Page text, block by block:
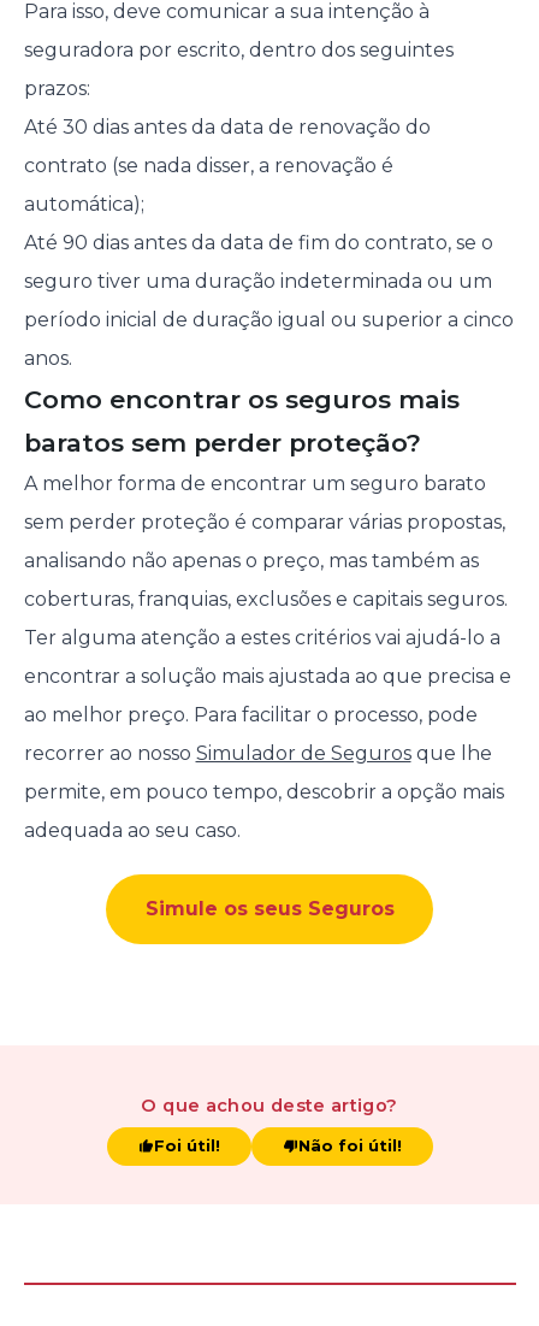
Para isso, deve comunicar a sua intenção à
seguradora por escrito, dentro dos seguintes
prazos:
Até 30 dias antes da data de renovação do
contrato (se nada disser, a renovação é
automática);
Até 90 dias antes da data de fim do contrato, se o
seguro tiver uma duração indeterminada ou um
período inicial de duração igual ou superior a cinco
anos.
Como encontrar os seguros mais
baratos sem perder proteção?
A melhor forma de encontrar um seguro barato
sem perder proteção é comparar várias propostas,
analisando não apenas o preço, mas também as
coberturas, franquias, exclusões e capitais seguros.
Ter alguma atenção a estes critérios vai ajudá-lo a
encontrar a solução mais ajustada ao que precisa e
ao melhor preço. Para facilitar o processo, pode
recorrer ao nosso Simulador de Segurosque lhe
permite, em pouco tempo, descobrir a opção mais
adequada ao seu caso.
Simule os seus Seguros
O que achou deste artigo?
Foi útil! Não foi útil!